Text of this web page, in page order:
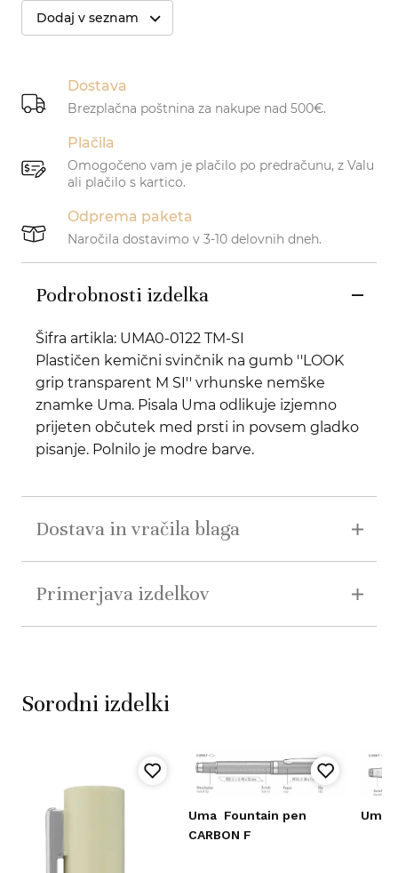
Dodaj v seznam
Dostava
Brezplačna poštnina za nakupe nad 500€.
Plačila
Omogočeno vam je plačilo po predračunu, z Valu
ali plačilo s kartico.
Odprema paketa
Naročila dostavimo v 3-10 delovnih dneh.
Podrobnosti izdelka
Šifra artikla: UMA0-0122 TM-SI
Plastičen kemični svinčnik na gumb ''LOOK
grip transparent M SI'' vrhunske nemške
znamke Uma. Pisala Uma odlikuje izjemno
prijeten občutek med prsti in povsem gladko
pisanje. Polnilo je modre barve.
Dostava in vračila blaga
Primerjava izdelkov
Sorodni izdelki
Uma Fountain pen
CARBON F
Uma